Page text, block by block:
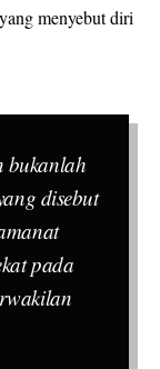
menyebut diri
bukanlah
disebut
pada